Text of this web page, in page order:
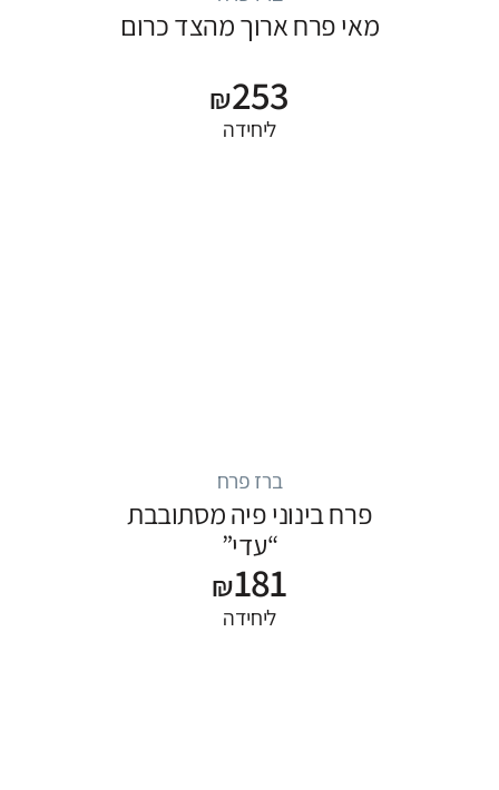
מאי פרח ארוך מהצד כרום
₪253
ליחידה
ברז פרח
פרח בינוני פיה מסתובבת
“עדי”
₪181
ליחידה